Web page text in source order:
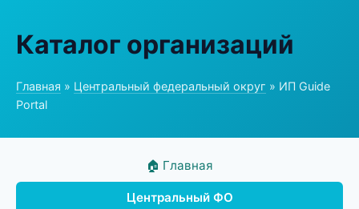
Каталог организаций
Главная » Центральный федеральный округ » ИП Guide
Portal
🏠 Главная
Центральный ФО